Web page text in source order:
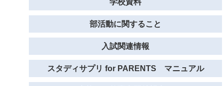
部活動に関すること
入試関連情報
スタディサプリ for PARENTS マニュアル